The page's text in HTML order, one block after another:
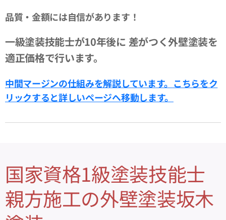
品質・金額には自信があります！
一級塗装技能士が10年後に 差がつく外壁塗装を
適正価格で行います。
中間マージンの仕組みを解説しています。 こちらをク
リックすると詳しいページへ移動します。
国家資格1級塗装技能士
親方施工の外壁塗装坂木